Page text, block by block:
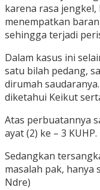
karena rasa
menempatkan
sehingga terjadi
Dalam kasus ini
satu bilah pedang,
dirumah
diketahui Keikut
Atas perbuatannya
ayat (2) ke – 3 KUHP.
Sedangkan
masalah pak, hanya
Ndre)